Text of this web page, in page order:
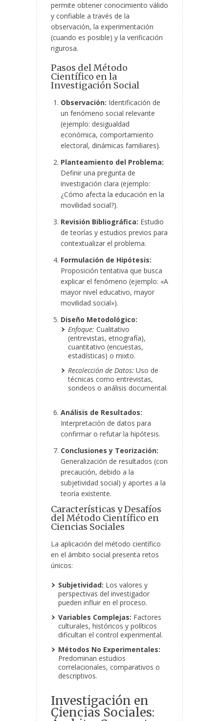
permite obtener conocimiento válido
y confiable a través de la
observación, la experimentación
(cuando es posible) y la verificación
rigurosa.
Pasos del Método
Científico en la
Investigación Social
Observación: Identificación de
un fenómeno social relevante
(ejemplo: desigualdad
económica, comportamiento
electoral, dinámicas familiares).
Planteamiento del Problema:
Definir una pregunta de
investigación clara (ejemplo:
¿Cómo afecta la educación en la
movilidad social?).
Revisión Bibliográfica: Estudio
de teorías y estudios previos para
contextualizar el problema.
Formulación de Hipótesis:
Proposición tentativa que busca
explicar el fenómeno (ejemplo: «A
mayor nivel educativo, mayor
movilidad social»).
Diseño Metodológico:
Enfoque: Cualitativo
(entrevistas, etnografía),
cuantitativo (encuestas,
estadísticas) o mixto.
Recolección de Datos: Uso de
técnicas como entrevistas,
sondeos o análisis documental.
Análisis de Resultados:
Interpretación de datos para
confirmar o refutar la hipótesis.
Conclusiones y Teorización:
Generalización de resultados (con
precaución, debido a la
subjetividad social) y aportes a la
teoría existente.
Características y Desafíos
del Método Científico en
Ciencias Sociales
La aplicación del método científico
en el ámbito social presenta retos
únicos:
Subjetividad: Los valores y
perspectivas del investigador
pueden influir en el proceso.
Variables Complejas: Factores
culturales, históricos y políticos
dificultan el control experimental.
Métodos No Experimentales:
Predominan estudios
correlacionales, comparativos o
descriptivos.
Investigación en
Ciencias Sociales: